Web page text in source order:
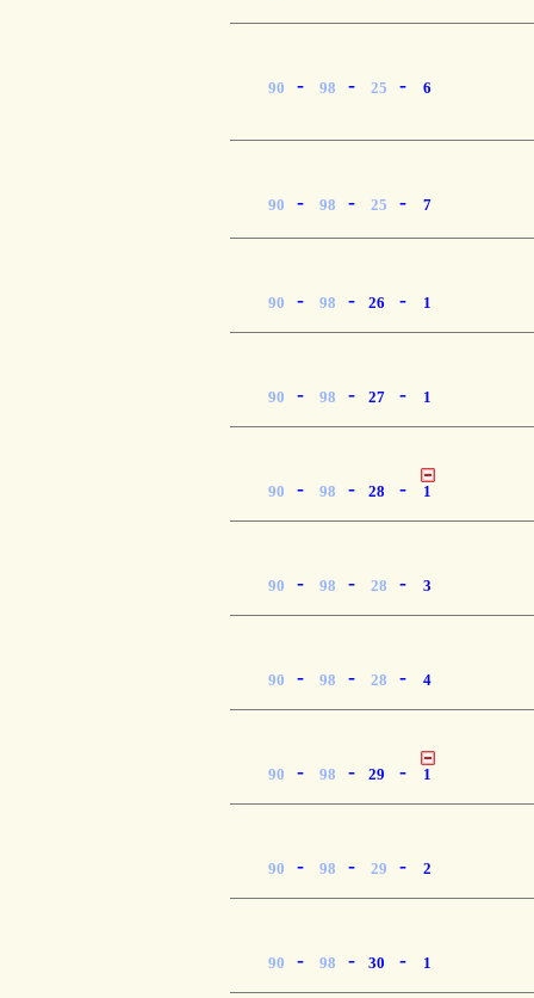
90 - 98 - 25 - 6
90 - 98 - 25 - 7
90 - 98 - 26 - 1
90 - 98 - 27 - 1
90 - 98 - 28 - 1
90 - 98 - 28 - 3
90 - 98 - 28 - 4
90 - 98 - 29 - 1
90 - 98 - 29 - 2
90 - 98 - 30 - 1